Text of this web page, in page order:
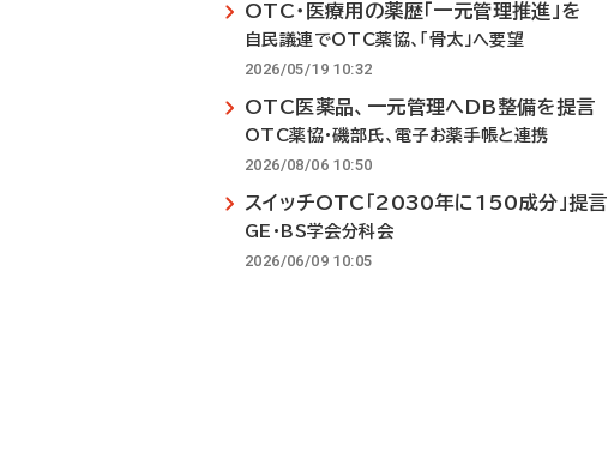
OTC・医療用の薬歴「一元管理推進」を
自民議連でOTC薬協、「骨太」へ要望
2026/05/19 10:32
OTC医薬品、一元管理へDB整備を提言
OTC薬協・磯部氏、電子お薬手帳と連携
2026/08/06 10:50
スイッチOTC「2030年に150成分」提言
GE・BS学会分科会
2026/06/09 10:05